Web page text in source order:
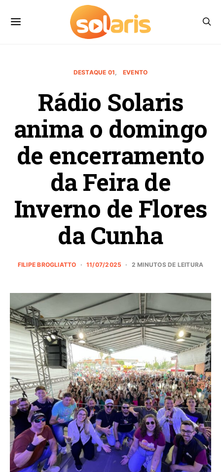
DESTAQUE 01 EVENTO
Rádio Solaris
anima o domingo
de encerramento
da Feira de
Inverno de Flores
da Cunha
FILIPE BROGLIATTO 11/07/2025 2 MINUTOS DE LEITURA